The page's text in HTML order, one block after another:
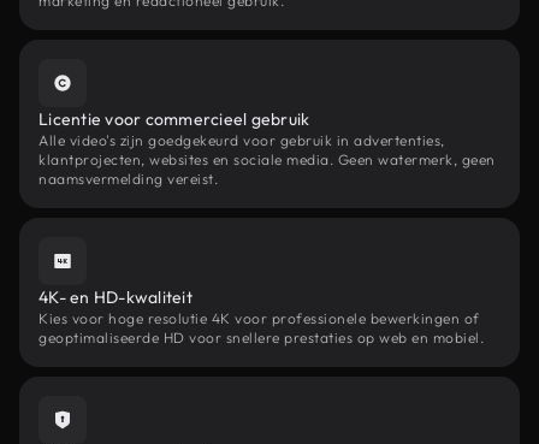
Licentie voor commercieel gebruik
Alle video's zijn goedgekeurd voor gebruik in advertenties,
klantprojecten, websites en sociale media. Geen watermerk, geen
naamsvermelding vereist.
4K- en HD-kwaliteit
Kies voor hoge resolutie 4K voor professionele bewerkingen of
geoptimaliseerde HD voor snellere prestaties op web en mobiel.